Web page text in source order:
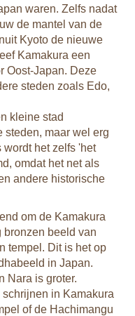
waren. Zelfs nadat
de mantel van de
Kyoto de nieuwe
Kamakura een
Oost-Japan. Deze
steden zoals Edo,
kleine stad
steden, maar wel erg
het zelfs 'het
omdat het net als
andere historische
om de Kamakura
bronzen beeld van
tempel. Dit is het op
in Japan.
Nara is groter.
in Kamakura
of de Hachimangu